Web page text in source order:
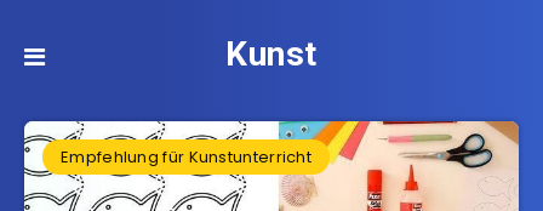
Kunst
Empfehlung für Kunstunterricht